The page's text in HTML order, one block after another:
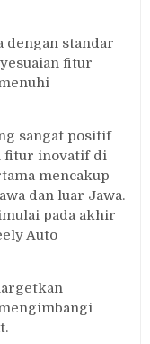
dengan standar
fitur
sangat positif
fitur inovatif di
mencakup
dan luar Jawa.
pada akhir
Auto